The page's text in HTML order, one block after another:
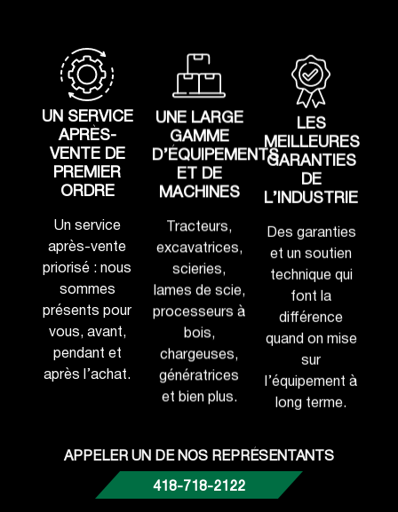
UN SERVICE
APRÈS-
VENTE DE
PREMIER
ORDRE
Un service
après-vente
priorisé : nous
sommes
présents pour
vous, avant,
pendant et
après l’achat.
UNE LARGE
GAMME
D’ÉQUIPEMENTS
ET DE
MACHINES
Tracteurs,
excavatrices,
scieries,
lames de scie,
processeurs à
bois,
chargeuses,
génératrices
et bien plus.
LES
MEILLEURES
GARANTIES
DE
L’INDUSTRIE
Des garanties
et un soutien
technique qui
font la
différence
quand on mise
sur
l’équipement à
long terme.
APPELER UN DE NOS REPRÉSENTANTS
418-718-2122